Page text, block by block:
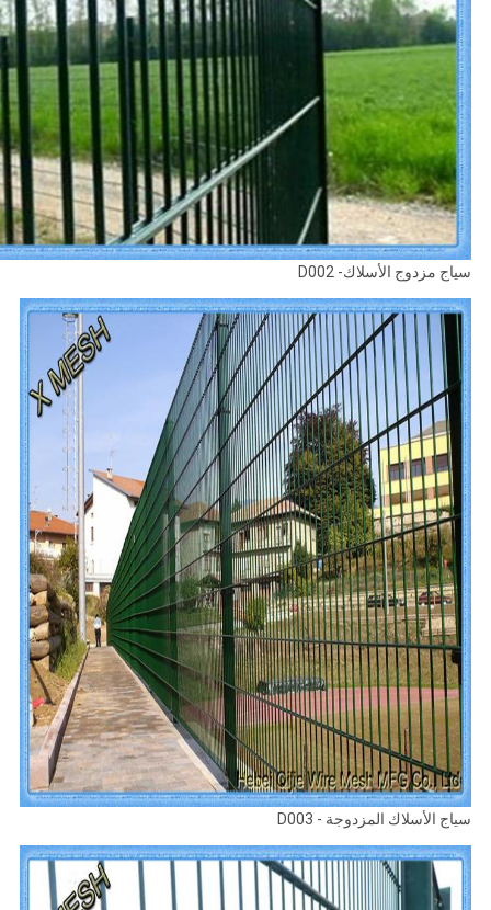
سياج مزدوج الأسلاك- D002
سياج الأسلاك المزدوجة - D003